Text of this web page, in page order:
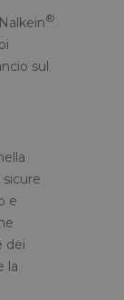
®
sul
e
dei
la